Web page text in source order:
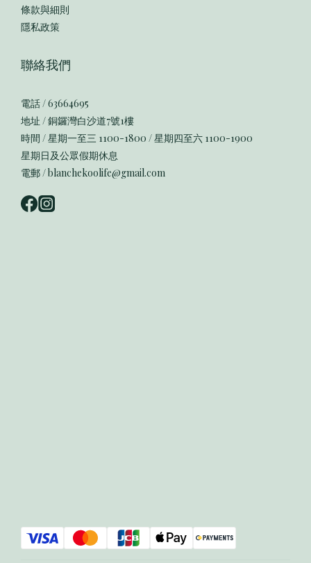
條款與細則
隱私政策
聯絡我們
電話 / 63664695
地址 / 銅鑼灣白沙道7號1樓
時間 / 星期一至三 1100-1800 / 星期四至六 1100-1900
星期日及公眾假期休息
電郵 / blanchekoolife@gmail.com